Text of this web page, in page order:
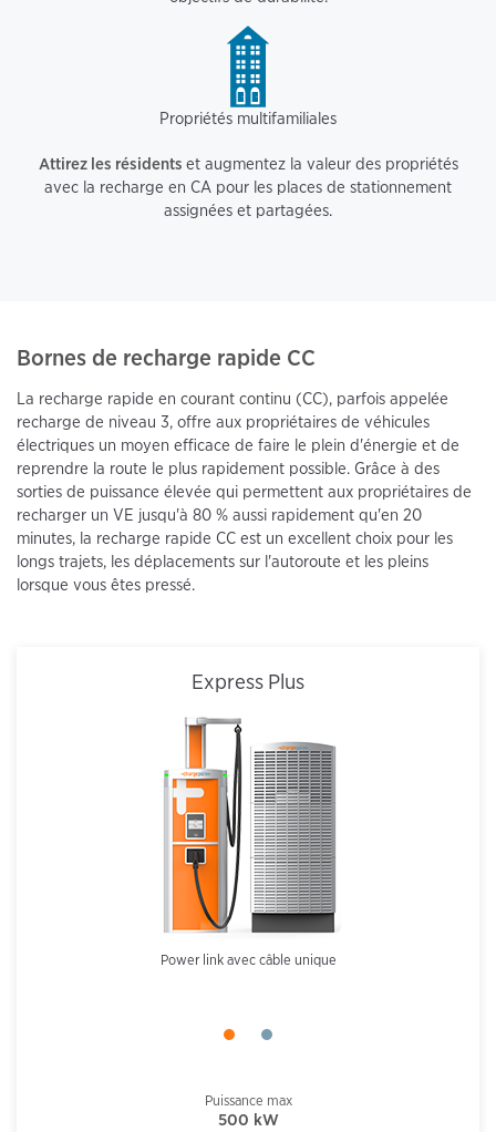
Propriétés multifamiliales
Attirez les résidents et augmentez la valeur des propriétés
avec la recharge en CA pour les places de stationnement
assignées et partagées.
Bornes de recharge rapide CC
La recharge rapide en courant continu (CC), parfois appelée
recharge de niveau 3, offre aux propriétaires de véhicules
électriques un moyen efficace de faire le plein d'énergie et de
reprendre la route le plus rapidement possible. Grâce à des
sorties de puissance élevée qui permettent aux propriétaires de
recharger un VE jusqu'à 80 % aussi rapidement qu'en 20
minutes, la recharge rapide CC est un excellent choix pour les
longs trajets, les déplacements sur l'autoroute et les pleins
lorsque vous êtes pressé.
Express Plus
Power link avec câble unique
Puissance max
500 kW